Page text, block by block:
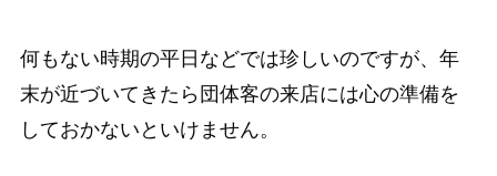
何もない時期の平日などでは珍しいのですが、年
末が近づいてきたら団体客の来店には心の準備を
しておかないといけません。